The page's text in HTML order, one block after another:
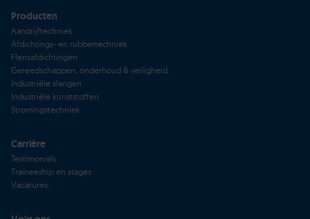
Producten
Aandrijftechniek
Afdichtings- en rubbertechniek
Flensafdichtingen
Gereedschappen, onderhoud & veiligheid
Industriële slangen
Industriële kunststoffen
Stromingstechniek
Carrière
Testimonials
Traineeship en stages
Vacatures